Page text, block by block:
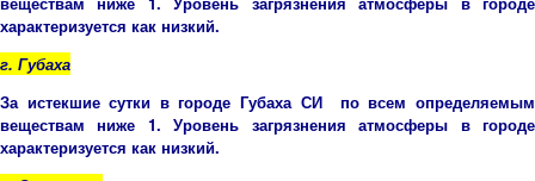
характеризуется как низкий.
г. Губаха
За истекшие сутки в городе Губаха СИ по всем определяемым
веществам ниже 1. Уровень загрязнения атмосферы в городе
характеризуется как низкий.